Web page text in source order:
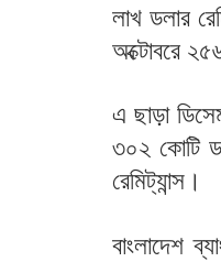
লাখ ডলার
অক্টোবরে
এ ছাড়া
৩০২ কোটি
রেমিট্যান্স।
বাংলাদেশ